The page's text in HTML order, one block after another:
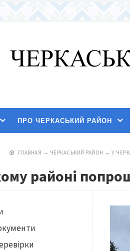
ПРО ЧЕРКАСЬКИЙ РАЙОН
ГЛАВНАЯ → ЧЕРКАСЬКИЙ РАЙОН → У
районі